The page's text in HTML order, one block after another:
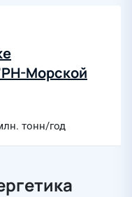
Морской
тонн/год